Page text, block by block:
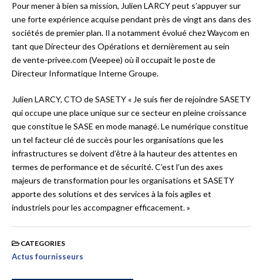
Pour mener à bien sa mission, Julien LARCY peut s’appuyer sur
une forte expérience acquise pendant près de vingt ans dans des
sociétés de premier plan. Il a notamment évolué chez Waycom en
tant que Directeur des Opérations et dernièrement au sein
de vente-privee.com (Veepee) où il occupait le poste de
Directeur Informatique Interne Groupe.
Julien LARCY, CTO de SASETY « Je suis fier de rejoindre SASETY
qui occupe une place unique sur ce secteur en pleine croissance
que constitue le SASE en mode managé. Le numérique constitue
un tel facteur clé de succès pour les organisations que les
infrastructures se doivent d’être à la hauteur des attentes en
termes de performance et de sécurité. C’est l’un des axes
majeurs de transformation pour les organisations et SASETY
apporte des solutions et des services à la fois agiles et
industriels pour les accompagner efficacement. »
CATEGORIES
Actus fournisseurs